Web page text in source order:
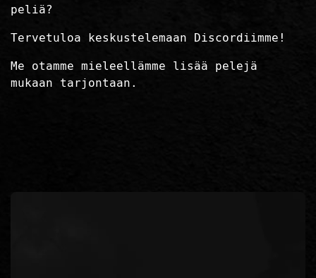
peliä?
Tervetuloa keskustelemaan Discordiimme!
Me otamme mieleellämme lisää pelejä
mukaan tarjontaan.